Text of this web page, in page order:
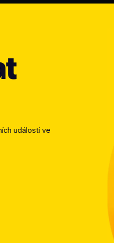
událostí ve